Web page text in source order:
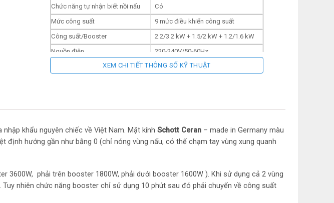
Chức năng tự nhận biết nồi nấu
Có
Mức công suất
9 mức điều khiển công suất
Công suất/Booster
2.2/3.2 kW + 1.5/2 kW + 1.2/1.6 kW
Nguồn điện
220-240V/50-60Hz
Kích thước bề mặt (CxR)
600 x 520 mm
XEM CHI TIẾT THÔNG SỐ KỸ THUẬT
khẩu nguyên chiếc về Việt Nam. Mặt kính Schott Ceran – made in Germany màu
định hướng gần như bằng 0 (chỉ nóng vùng nấu, có thể chạm tay vùng xung quanh
3600W, phải trên booster 1800W, phải dưới booster 1600W ). Khi sử dụng cả 2 vùng
nhiên chức năng booster chỉ sử dụng 10 phút sau đó phải chuyển về công suất